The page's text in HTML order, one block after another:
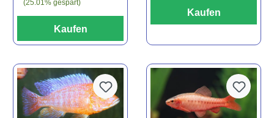
(25.01% gespart)
Kaufen
Kaufen